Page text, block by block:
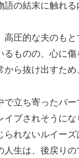
語の結末に触れ
高圧的な夫のも
るものの、心に傷
から抜け出すた
で立ち寄ったバー
イプされそうに
られないルイー
人生は、後戻り